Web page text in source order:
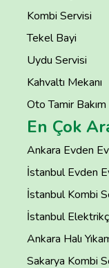
Kombi Servisi
Tekel Bayi
Uydu Servisi
Kahvaltı Mekanı
Oto Tamir Bakım
En Çok
Ankara Evden
İstanbul Evden
İstanbul Kombi
İstanbul
Ankara Halı
Sakarya Kombi